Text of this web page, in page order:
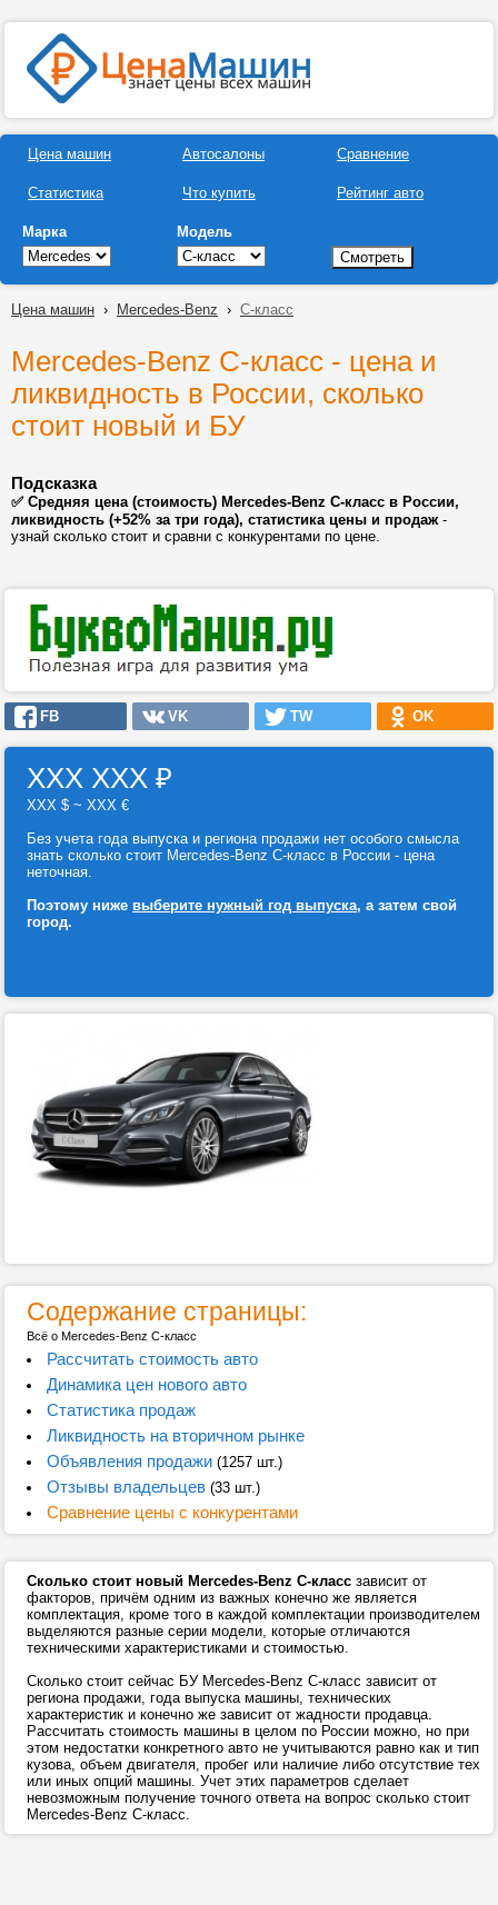
Цена машин
Статистика
Автосалоны
Что купить
Сравнение
Рейтинг авто
Марка Модель
Цена машин › Mercedes-Benz › C-класс
Mercedes-Benz C-класс - цена и
ликвидность в России, сколько
стоит новый и БУ
Подсказка
✅ Средняя цена (стоимость) Mercedes-Benz C-класс в России,
ликвидность (+52% за три года), статистика цены и продаж-
узнай сколько стоит и сравни с конкурентами по цене.
FB VK TW OK
ХХХ ХХХ ₽
ХХХ $ ~ ХХХ €
Без учета года выпуска и региона продажи нет особого смысла
знать сколько стоит Mercedes-Benz C-класс в России - цена
неточная.
Поэтому ниже выберите нужный год выпуска, а затем свой
город.
Содержание страницы:
Всё о Mercedes-Benz C-класс
Рассчитать стоимость авто
Динамика цен нового авто
Статистика продаж
Ликвидность на вторичном рынке
Объявления продажи(1257 шт.)
Отзывы владельцев(33 шт.)
Сравнение цены с конкурентами
Сколько стоит новый Mercedes-Benz C-класс зависит от
факторов, причём одним из важных конечно же является
комплектация, кроме того в каждой комплектации производителем
выделяются разные серии модели, которые отличаются
техническими характеристиками и стоимостью.
Сколько стоит сейчас БУ Mercedes-Benz C-класс зависит от
региона продажи, года выпуска машины, технических
характеристик и конечно же зависит от жадности продавца.
Рассчитать стоимость машины в целом по России можно, но при
этом недостатки конкретного авто не учитываются равно как и тип
кузова, объем двигателя, пробег или наличие либо отсутствие тех
или иных опций машины. Учет этих параметров сделает
невозможным получение точного ответа на вопрос сколько стоит
Mercedes-Benz C-класс.